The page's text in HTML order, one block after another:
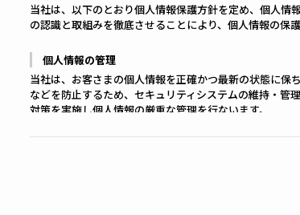
当社は、以下のとおり個人情報保護方針を定め、個人情
の認識と取組みを徹底させることにより、個人情報の保護
個人情報の管理
当社は、お客さまの個人情報を正確かつ最新の状態に保
などを防止するため、セキュリティシステムの維持・管
対策を実施し個人情報の厳重な管理を行ないます。